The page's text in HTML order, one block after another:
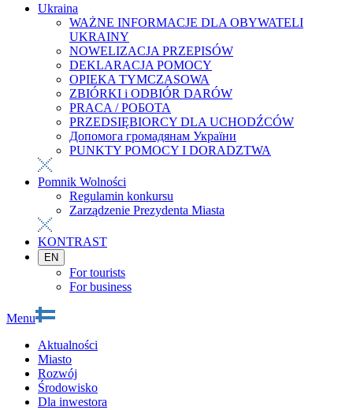
Ukraina
WAŻNE INFORMACJE DLA OBYWATELI
UKRAINY
NOWELIZACJA PRZEPISÓW
DEKLARACJA POMOCY
OPIEKA TYMCZASOWA
ZBIÓRKI i ODBIÓR DARÓW
PRACA / РОБОТА
PRZEDSIĘBIORCY DLA UCHODŹCÓW
Допомога громадянам України
PUNKTY POMOCY I DORADZTWA
Pomnik Wolności
Regulamin konkursu
Zarządzenie Prezydenta Miasta
KONTRAST
EN
For tourists
For business
Menu
Aktualności
Miasto
Rozwój
Środowisko
Dla inwestora